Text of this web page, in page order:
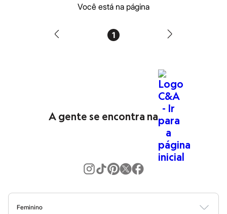
Jean Paul Gaultier
Vizzela
Vult
Você está na página
1
A gente se encontra na
Feminino